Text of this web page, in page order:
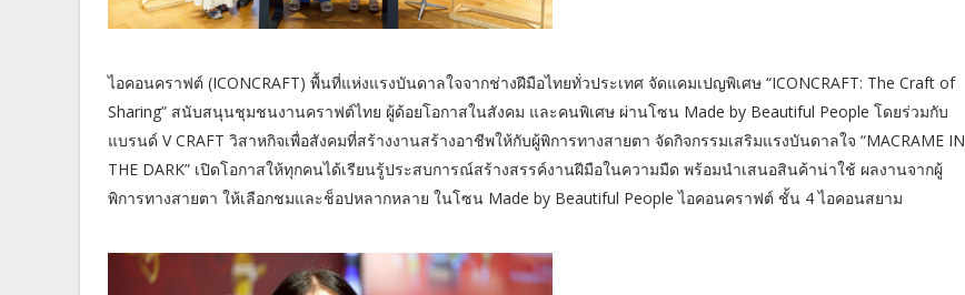
ไอคอนคราฟต์ (ICONCRAFT) พื้นที่แห่งแรงบันดาลใจจากช่างฝีมือไทยทั่วประเทศ จัดแคมเปญพิเศษ “ICONCRAFT: The Craft of
Sharing” สนับสนุนชุมชนงานคราฟต์ไทย ผู้ด้อยโอกาสในสังคม และคนพิเศษ ผ่านโซน Made by Beautiful People โดยร่วมกับ
แบรนด์ V CRAFT วิสาหกิจเพื่อสังคมที่สร้างงานสร้างอาชีพให้กับผู้พิการทางสายตา จัดกิจกรรมเสริมแรงบันดาลใจ “MACRAME IN
THE DARK” เปิดโอกาสให้ทุกคนได้เรียนรู้ประสบการณ์สร้างสรรค์งานฝีมือในความมืด พร้อมนำเสนอสินค้าน่าใช้ ผลงานจากผู้
พิการทางสายตา ให้เลือกชมและช็อปหลากหลาย ในโซน Made by Beautiful People ไอคอนคราฟต์ ชั้น 4 ไอคอนสยาม